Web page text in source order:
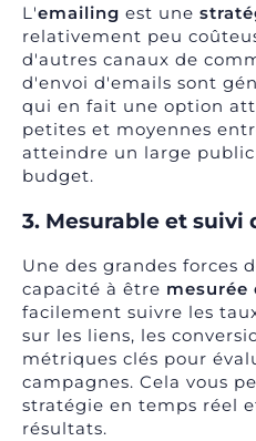
L'emailing est une
relativement peu
d'autres canaux de
d'envoi d'emails sont
qui en fait une option
petites et moyennes
atteindre un large public
budget.
3. Mesurable et suivi
Une des grandes forces
capacité à être mesurée
facilement suivre les
sur les liens, les
métriques clés pour
campagnes. Cela vous
stratégie en temps réel
résultats.